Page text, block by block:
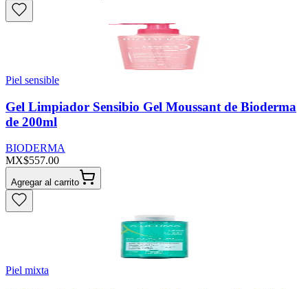
Piel sensible
Gel Limpiador Sensibio Gel Moussant de Bioderma
de 200ml
BIODERMA
MX$557.00
Agregar al carrito
Piel mixta